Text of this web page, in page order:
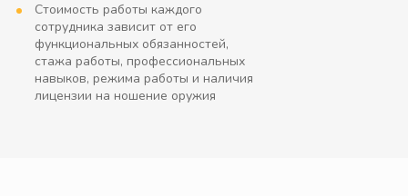
Стоимость работы каждого
сотрудника зависит от его
функциональных обязанностей,
стажа работы, профессиональных
навыков, режима работы и наличия
лицензии на ношение оружия